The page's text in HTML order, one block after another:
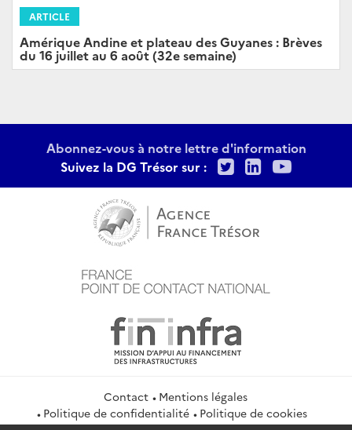
ARTICLE
Amérique Andine et plateau des Guyanes : Brèves
du 16 juillet au 6 août (32e semaine)
Abonnez-vous à notre lettre d'information
Suivez la DG Trésor sur :
TwitterLinkedIn
Contact
Mentions légales
Politique de confidentialité
Politique de cookies